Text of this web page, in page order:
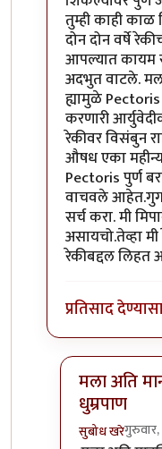
तुम्ही काही काळ
दोन दोन वर्षे
आपल्यात कायम
अदभुत वाटले.
ह्यामुळे Pectoris
करणारी
रेकीवर विसंबुन
औषध एका
Pectoris पुर्ण
वाचवले
सर्च करा. मी
असायचो.तेव्हा
रेकीबद्दल लिहत
प्रतिसाद
मला अति
धुम्रपाण
सुबोध खरे